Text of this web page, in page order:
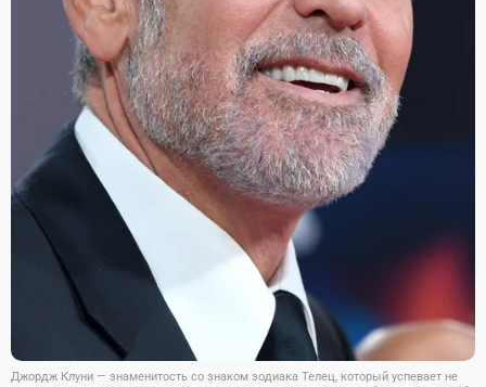
Джордж Клуни — знаменитость со знаком зодиака Телец, который успевает не